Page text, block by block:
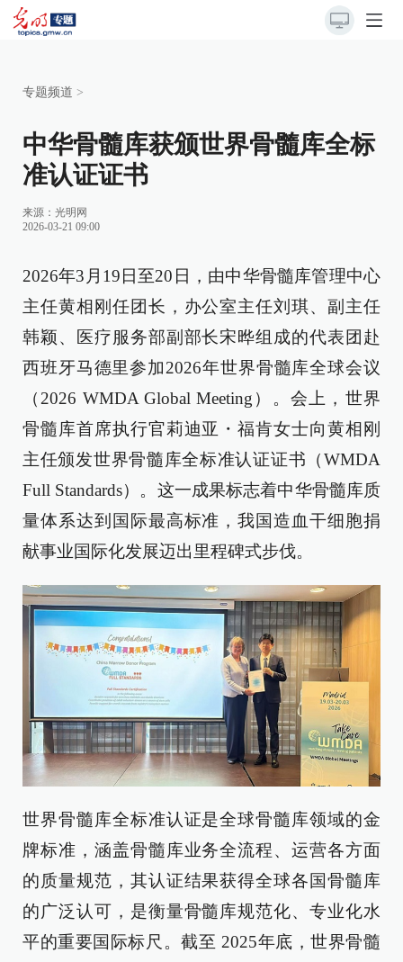
专题频道 >
中华骨髓库获颁世界骨髓库全标
准认证证书
来源： 光明网
2026-03-21 09:00
2026年3月19日至20日，由中华骨髓库管理中心
主任黄相刚任团长，办公室主任刘琪、副主任
韩颖、医疗服务部副部长宋晔组成的代表团赴
西班牙马德里参加2026年世界骨髓库全球会议
（2026 WMDA Global Meeting）。会上，世界
骨髓库首席执行官莉迪亚・福肯女士向黄相刚
主任颁发世界骨髓库全标准认证证书（WMDA
Full Standards）。这一成果标志着中华骨髓库质
量体系达到国际最高标准，我国造血干细胞捐
献事业国际化发展迈出里程碑式步伐。
世界骨髓库全标准认证是全球骨髓库领域的金
牌标准，涵盖骨髓库业务全流程、运营各方面
的质量规范，其认证结果获得全球各国骨髓库
的广泛认可，是衡量骨髓库规范化、专业化水
平的重要国际标尺。截至 2025年底，世界骨髓